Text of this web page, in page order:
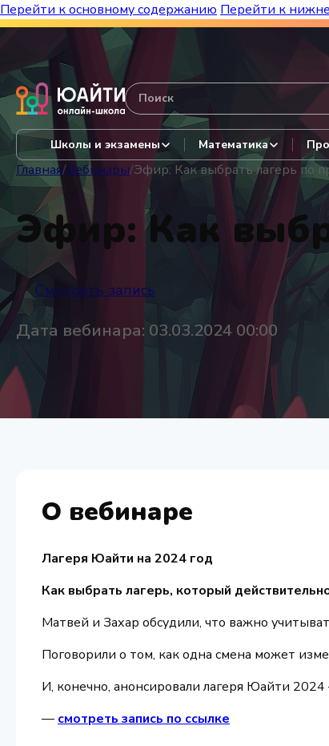
Перейти к основному содержанию Перейти к
Бесплатный марафон к топ-школам!
Школы и экзамены Математика
Главная/Вебинары/Эфир: Как выбрать лагерь по
Эфир: Как
Смотреть запись
Дата вебинара: 03.03.2024 00:00
О вебинаре
Лагеря Юайти на 2024 год
Как выбрать лагерь, который
Матвей и Захар обсудили, что важно
Поговорили о том, как одна смена может
И, конечно, анонсировали лагеря Юайти
— смотреть запись по ссылке